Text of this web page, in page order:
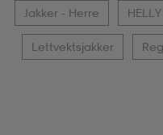
Jakker - Herre
Lettvektsjakker